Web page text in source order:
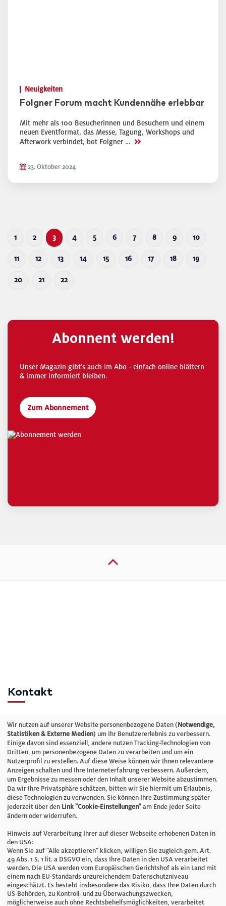
Neuigkeiten
Folgner Forum macht Kundennähe erlebbar
Mit mehr als 100 Besucherinnen und Besuchern und einem
neuen Eventformat, das Messe, Tagung, Workshops und
Afterwork verbindet, bot Folgner … >>
23. Oktober 2024
1 2 3 4 5 6 7 8 9 10
11 12 13 14 15 16 17 18 19
20 21 22
Abonnent werden!
Unser Magazin gibt's auch im Abo - einfach online blättern
& immer informiert bleiben.
Zum Abonnement
Kontakt
Telefon: +49 (0)711 2585563-0
E-Mail:info@bauelemente-bau.eu
Unternehmen
Impressum
Cookie-Einstellungen
AGB
Wir nutzen auf unserer Website personenbezogene Daten (Notwendige,
Statistiken & Externe Medien) um Ihr Benutzererlebnis zu verbessern.
Einige davon sind essenziell, andere nutzen Tracking-Technologien von
Dritten, um personenbezogene Daten zu verarbeiten und um ein
Nutzerprofil zu erstellen. Auf diese Weise können wir Ihnen relevantere
Anzeigen schalten und Ihre Interneterfahrung verbessern. Außerdem,
um Ergebnisse zu messen oder den Inhalt unserer Website abzustimmen.
Da wir Ihre Privatsphäre schätzen, bitten wir Sie hiermit um Erlaubnis,
diese Technologien zu verwenden. Sie können Ihre Zustimmung später
jederzeit über den Link "Cookie-Einstellungen" am Ende jeder Seite
ändern oder widerrufen.
Hinweis auf Verarbeitung Ihrer auf dieser Webseite erhobenen Daten in
den USA:
Wenn Sie auf "Alle akzeptieren" klicken, willigen Sie zugleich gem. Art.
49 Abs. 1 S. 1 lit. a DSGVO ein, dass Ihre Daten in den USA verarbeitet
werden. Die USA werden vom Europäischen Gerichtshof als ein Land mit
einem nach EU-Standards unzureichendem Datenschutzniveau
eingeschätzt. Es besteht insbesondere das Risiko, dass Ihre Daten durch
US-Behörden, zu Kontroll- und zu Überwachungszwecken,
möglicherweise auch ohne Rechtsbehelfsmöglichkeiten, verarbeitet